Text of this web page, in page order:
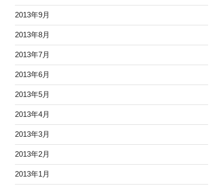
2013年9月
2013年8月
2013年7月
2013年6月
2013年5月
2013年4月
2013年3月
2013年2月
2013年1月